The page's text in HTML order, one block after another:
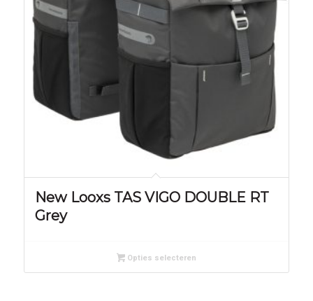
New Looxs TAS VIGO DOUBLE RT
Grey
Opties selecteren